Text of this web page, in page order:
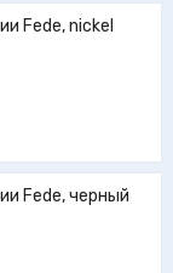
Fede, nickel
Fede, черный